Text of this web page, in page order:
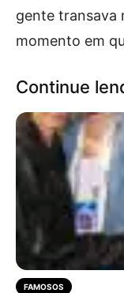
gente transava
momento em
Continue
FAMOSOS